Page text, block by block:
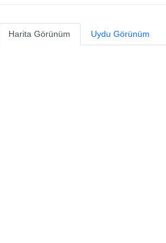
Harita Görünüm Uydu Görünüm